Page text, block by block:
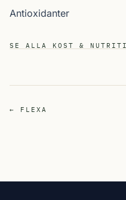
Antioxidanter
SE ALLA KOST &
← FLEXA